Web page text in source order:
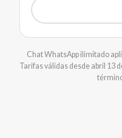
Chat WhatsApp ilimitado
Tarifas válidas desde abril 13